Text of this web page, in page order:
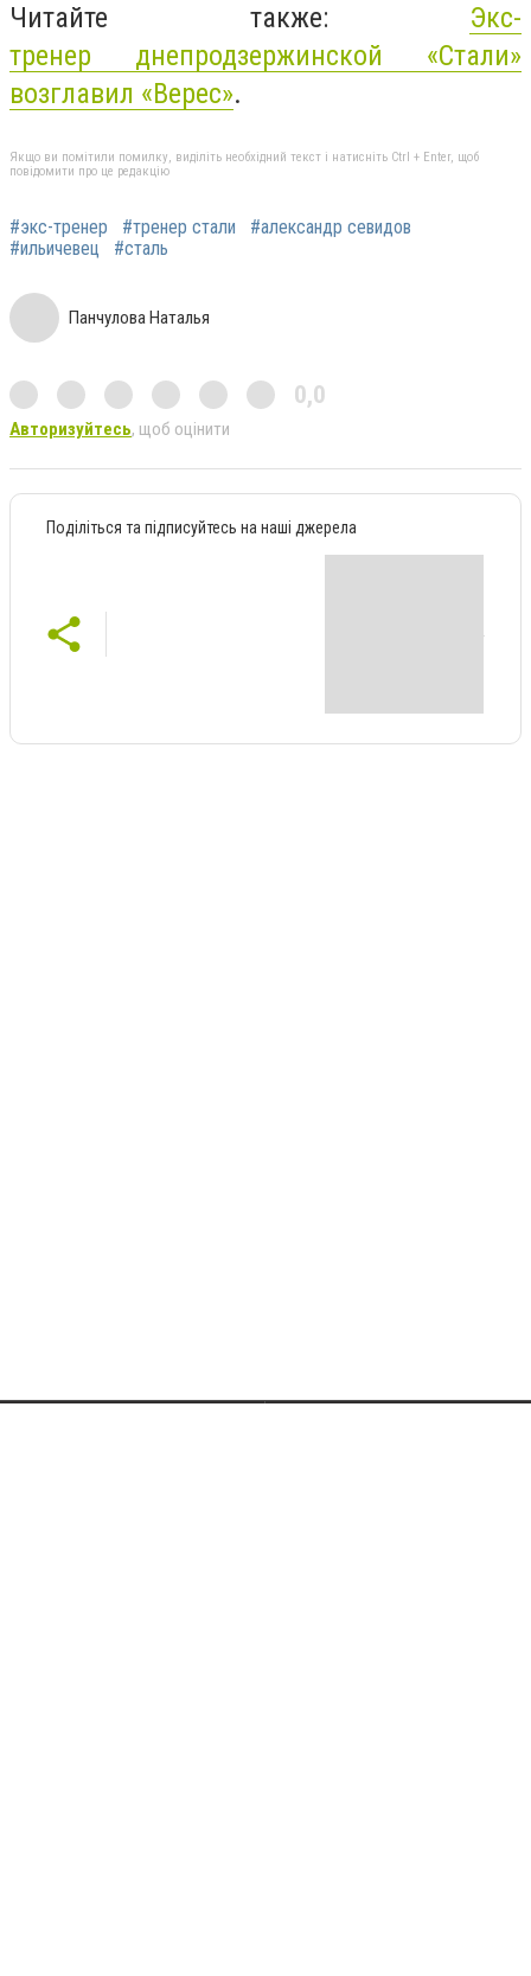
Читайте также: Экс-
тренер днепродзержинской «Стали»
возглавил «Верес».
Якщо ви помітили помилку, виділіть необхідний текст і натисніть Ctrl + Enter, щоб
повідомити про це редакцію
#экс-тренер #тренер стали
#александр севидов
#ильичевец
#сталь
Панчулова Наталья
0,0
Авторизуйтесь, щоб оцінити
Поділіться та підписуйтесь на наші джерела